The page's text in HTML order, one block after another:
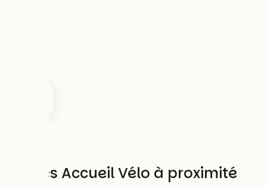
Autres Accueil Vélo à proximité